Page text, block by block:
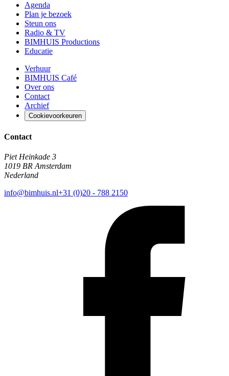
Agenda
Plan je bezoek
Steun ons
Radio & TV
BIMHUIS Productions
Educatie
Verhuur
BIMHUIS Café
Over ons
Contact
Archief
Cookievoorkeuren
Contact
Piet Heinkade 3
1019 BR Amsterdam
Nederland
info@bimhuis.nl+31 (0)20 - 788 2150